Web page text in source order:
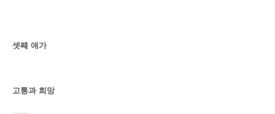
셋째 애가
고통과 희망